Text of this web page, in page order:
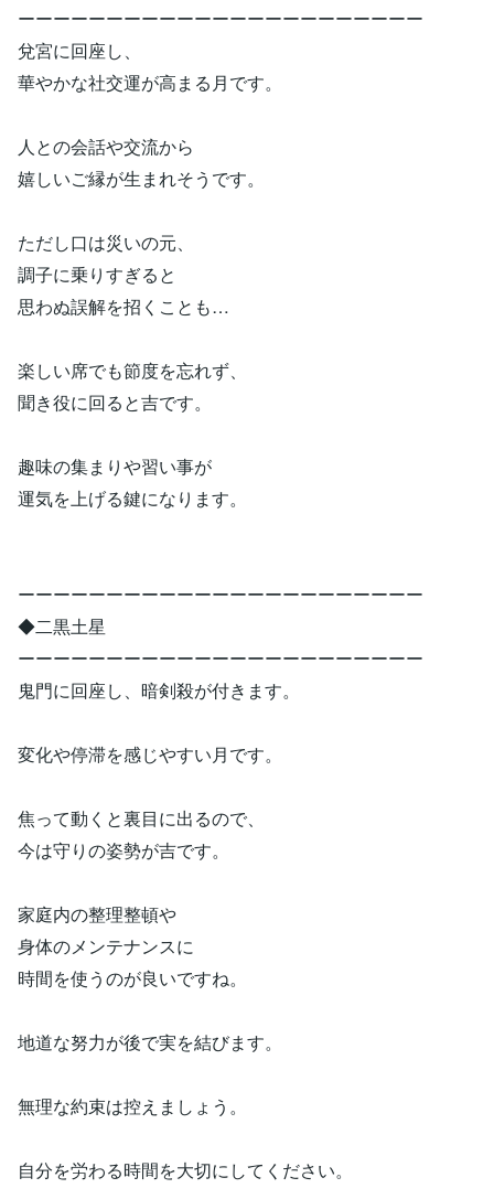
ーーーーーーーーーーーーーーーーーーーーーーー
兌宮に回座し、
華やかな社交運が高まる月です。
人との会話や交流から
嬉しいご縁が生まれそうです。
ただし口は災いの元、
調子に乗りすぎると
思わぬ誤解を招くことも…
楽しい席でも節度を忘れず、
聞き役に回ると吉です。
趣味の集まりや習い事が
運気を上げる鍵になります。
ーーーーーーーーーーーーーーーーーーーーーーー
◆二黒土星
ーーーーーーーーーーーーーーーーーーーーーーー
鬼門に回座し、暗剣殺が付きます。
変化や停滞を感じやすい月です。
焦って動くと裏目に出るので、
今は守りの姿勢が吉です。
家庭内の整理整頓や
身体のメンテナンスに
時間を使うのが良いですね。
地道な努力が後で実を結びます。
無理な約束は控えましょう。
自分を労わる時間を大切にしてください。